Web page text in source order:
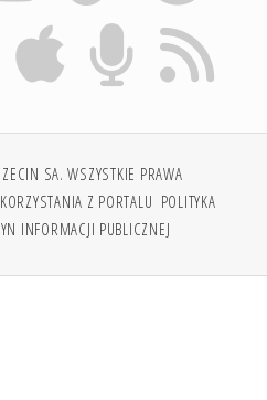
SA. WSZYSTKIE PRAWA
Z PORTALU POLITYKA
INFORMACJI PUBLICZNEJ